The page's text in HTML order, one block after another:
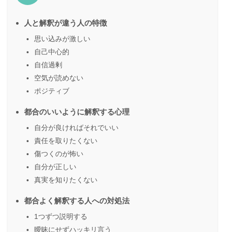
人と解釈が違う人の特徴
思い込みが激しい
自己中心的
自信過剰
空気が読めない
ポジティブ
都合のいいように解釈する心理
自分が良ければそれでいい
責任を取りたくない
傷つくのが怖い
自分が正しい
真実を知りたくない
都合よく解釈する人への対処法
1つずつ説明する
曖昧にせずハッキリ言う